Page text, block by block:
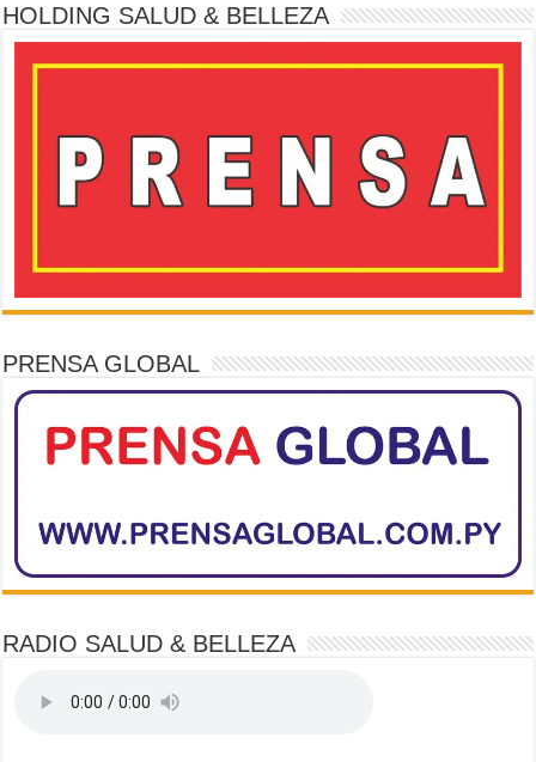
HOLDING SALUD & BELLEZA
PRENSA GLOBAL
RADIO SALUD & BELLEZA